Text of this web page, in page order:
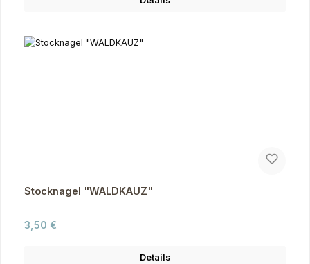
Stocknagel "WALDKAUZ"
Regulärer Preis:
3,50 €
Details